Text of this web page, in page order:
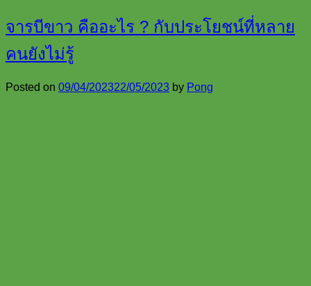
จารบีขาว คืออะไร ? กับประโยชน์ที่หลาย
คนยังไม่รู้
Posted on 09/04/202322/05/2023 by Pong